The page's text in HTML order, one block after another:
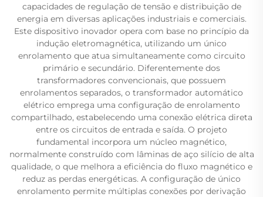
capacidades de regulação de tensão e distribuição de
energia em diversas aplicações industriais e comerciais.
Este dispositivo inovador opera com base no princípio da
indução eletromagnética, utilizando um único
enrolamento que atua simultaneamente como circuito
primário e secundário. Diferentemente dos
transformadores convencionais, que possuem
enrolamentos separados, o transformador automático
elétrico emprega uma configuração de enrolamento
compartilhado, estabelecendo uma conexão elétrica direta
entre os circuitos de entrada e saída. O projeto
fundamental incorpora um núcleo magnético,
normalmente construído com lâminas de aço silício de alta
qualidade, o que melhora a eficiência do fluxo magnético e
reduz as perdas energéticas. A configuração de único
enrolamento permite múltiplas conexões por derivação